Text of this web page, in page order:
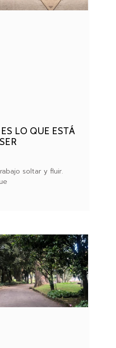
LO QUE ESTÁ
soltar y fluir.